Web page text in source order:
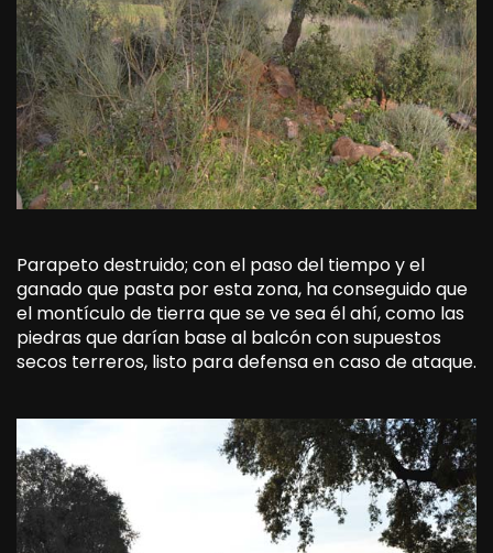
Parapeto destruido; con el paso del tiempo y el
ganado que pasta por esta zona, ha conseguido que
el montículo de tierra que se ve sea él ahí, como las
piedras que darían base al balcón con supuestos
secos terreros, listo para defensa en caso de ataque.